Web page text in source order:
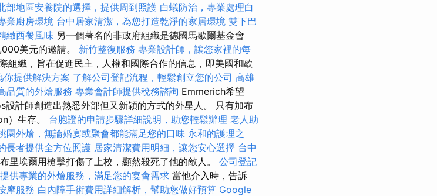
部地區安養院的選擇，提供周到照護 白蟻防治，專業處理白
業廚房環境 台中居家清潔，為您打造乾淨的家居環境 雙下巴
緻西餐風味 另一個著名的非政府組織是德國馬歇爾基金會
美元的邀請。 新竹整復服務 專業設計師，讓您家裡的每
組織，旨在促進民主，人權和國際合作的信息，即美國和歐
你提供解決方案 了解公司登記流程，輕鬆創立您的公司 高雄
品質的外燴服務 專業會計師提供稅務諮詢 Emmerich希望
設計師創造出熟悉外部但又新穎的方式的外星人。 只有加布
）生存。 台胞證的申請步驟詳細說明，助您輕鬆辦理 老人助
園外燴，無論婚宴或聚會都能滿足您的口味 永和的護理之
長者提供全方位照護 居家清潔費用明細，讓您安心選擇 台中
里埃爾用槍擊打傷了上校，顯然殺死了他的敵人。 公司登記
提供專業的外燴服務，滿足您的宴會需求 當他介入時，告訴
摩服務 白內障手術費用詳細解析，幫助您做好預算 Google